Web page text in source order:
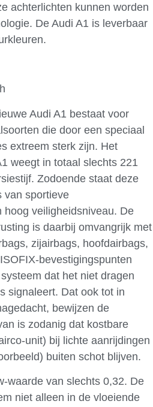
achterlichten kunnen worden
De Audi A1 is leverbaar
Audi A1 bestaat voor
die door een speciaal
extreem sterk zijn. Het
weegt in totaal slechts 221
Zodoende staat deze
van sportieve
hoog veiligheidsniveau. De
is daarbij omvangrijk met
zijairbags, hoofdairbags,
bevestigingspunten
dat het niet dragen
signaleert. Dat ook tot in
bewijzen de
is zodanig dat kostbare
unit) bij lichte aanrijdingen
buiten schot blijven.
waarde van slechts 0,32. De
niet alleen in de vloeiende